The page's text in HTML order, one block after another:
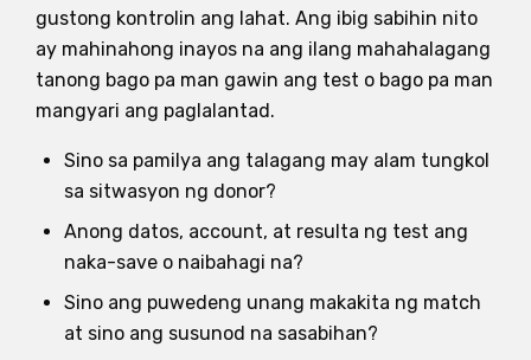
gustong kontrolin ang lahat. Ang ibig sabihin nito
ay mahinahong inayos na ang ilang mahahalagang
tanong bago pa man gawin ang test o bago pa man
mangyari ang paglalantad.
Sino sa pamilya ang talagang may alam tungkol
sa sitwasyon ng donor?
Anong datos, account, at resulta ng test ang
naka-save o naibahagi na?
Sino ang puwedeng unang makakita ng match
at sino ang susunod na sasabihan?